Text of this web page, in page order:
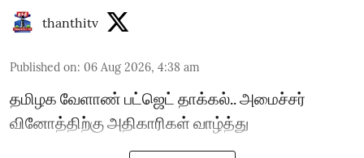
thanthitv
Published on: 06 Aug 2026, 4:38 am
தமிழக வேளாண் பட்ஜெட் தாக்கல்.. அமைச்சர்
வினோத்திற்கு அதிகாரிகள் வாழ்த்து